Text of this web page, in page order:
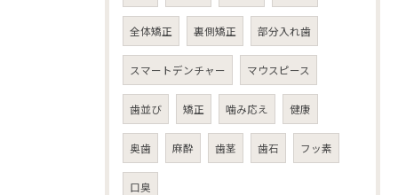
全体矯正 裏側矯正 部分入れ歯
スマートデンチャー マウスピース
歯並び 矯正 噛み応え 健康
奥歯 麻酔 歯茎 歯石 フッ素
口臭